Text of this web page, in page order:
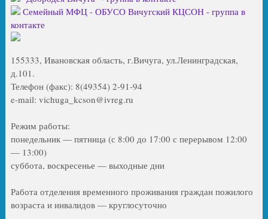
Семейный МФЦ - ОБУСО Вичугский КЦСОН - группа в
контакте
155333, Ивановская область, г.Вичуга, ул.Ленинградская,
д.101.
Телефон (факс): 8(49354) 2-91-94
e-mail: vichuga_kcson@ivreg.ru
Режим работы:
понедельник — пятница (с 8:00 до 17:00 с перерывом 12:00
— 13:00)
суббота, воскресенье — выходные дни
Работа отделения временного проживания граждан пожилого
возраста и инвалидов — круглосуточно